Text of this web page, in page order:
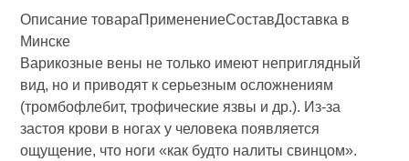
Описание товараПрименениеСоставДоставка в
Минске
Варикозные вены не только имеют неприглядный
вид, но и приводят к серьезным осложнениям
(тромбофлебит, трофические язвы и др.). Из-за
застоя крови в ногах у человека появляется
ощущение, что ноги «как будто налиты свинцом».